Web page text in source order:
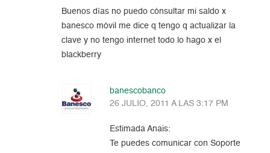
Buenos días no puedo cónsultar mi saldo x
banesco móvil me dice q tengo q actualizar la
clave y no tengo internet todo lo hago x el
blackberry
banescobanco
26 JULIO, 2011 A LAS 3:17 PM
Estimada Anais:
Te puedes comunicar con Soporte